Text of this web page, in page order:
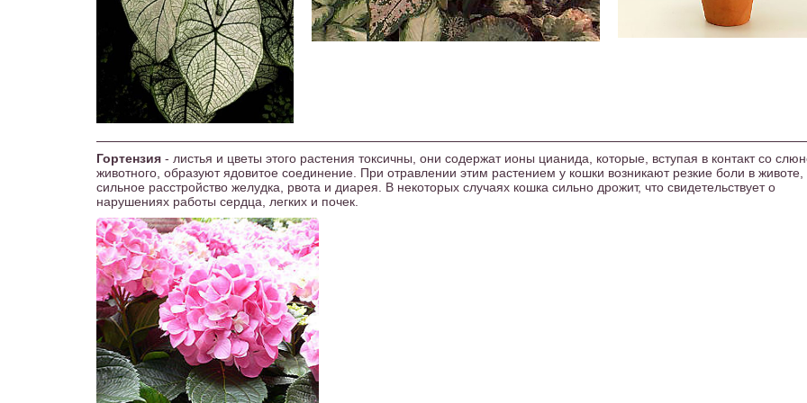
Гортензия - листья и цветы этого растения токсичны, они содержат ионы цианида, которые, вступая в контакт со
животного, образуют ядовитое соединение. При отравлении этим растением у кошки возникают резкие боли в животе,
сильное расстройство желудка, рвота и диарея. В некоторых случаях кошка сильно дрожит, что свидетельствует о
нарушениях работы сердца, легких и почек.